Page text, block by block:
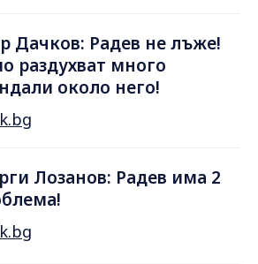
Дачков: Радев не лъже!
раздухват много
около него!
Лозанов: Радев има 2